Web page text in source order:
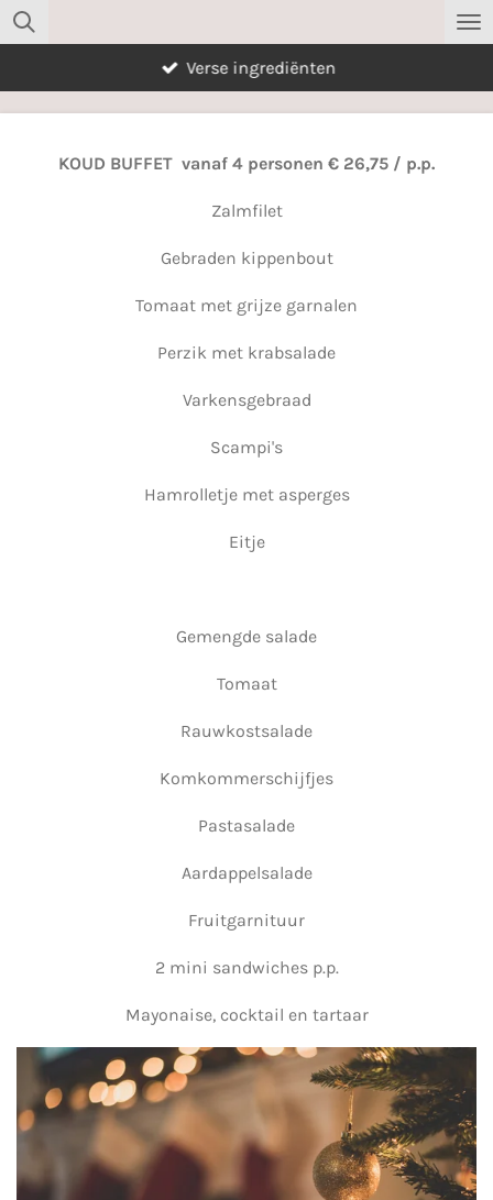
Ga
de
Verse ingrediënten
KOUD BUFFET vanaf 4 personen € 26,75 / p.p.
Zalmfilet
Gebraden kippenbout
Tomaat met grijze garnalen
Perzik met krabsalade
Varkensgebraad
Scampi's
Hamrolletje met asperges
Eitje
Gemengde salade
Tomaat
Rauwkostsalade
Komkommerschijfjes
Pastasalade
Aardappelsalade
Fruitgarnituur
2 mini sandwiches p.p.
Mayonaise, cocktail en tartaar